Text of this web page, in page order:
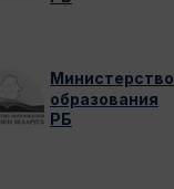
Министерство
образования
РБ